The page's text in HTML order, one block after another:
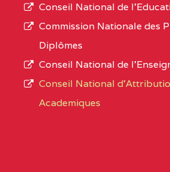
CENTRE
COLLEGE
DE
CENTRE
COLLEGE
L’offre
d’éducation
de
Conseil National de
Commission Nationale des
Diplômes
Conseil National de
Conseil National
Academiques